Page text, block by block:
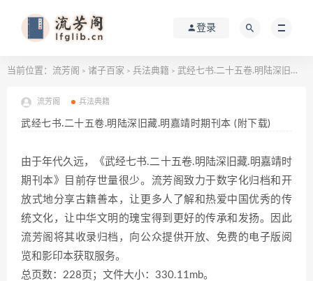
登录
当前位置： 流芳阁 > 诸子百家 > 兵法典籍 > 武经七书.二十五卷.明陆深旧藏.明嘉靖时期刊本 (附下载)
流芳阁 兵法典籍
武经七书.二十五卷.明陆深旧藏.明嘉靖时期刊本 (附下载)
由于年代久远，《武经七书.二十五卷.明陆深旧藏.明嘉靖时
期刊本》目前存世量很少。流芳阁致力于数字化归档和开
放式地分享古籍善本，让更多人了解和热爱中国优秀的传
统文化，让中华文明的瑰宝得到更好的传承和发扬。因此
流芳阁将其收录归档，向公众提供开放、免费的电子版阅
览和影印本获取服务。
总页数：228页；文件大小：330.11mb。